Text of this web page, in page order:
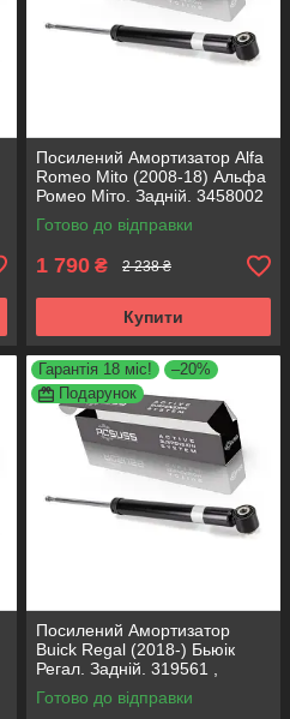
Посилений Амортизатор Alfa
Romeo Mito (2008-18) Альфа
Ромео Міто. Задній. 3458002
, 317722. KOREA Аксусс!
Готово до відправки
1 790 ₴ 2 238 ₴
Купити
Гарантія 18 міс!
–20%
Подарунок
Посилений Амортизатор
Buick Regal (2018-) Бьюік
Регал. Задній. 319561 ,
3440073 , 19-280615. KOREA
Аксусс!
Готово до відправки